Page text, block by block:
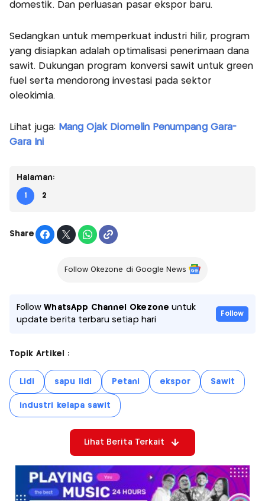
domestik. Dan perluasan pasar ekspor baru.
Sedangkan untuk memperkuat industri hilir, program
yang disiapkan adalah optimalisasi penerimaan dana
sawit. Dukungan program konversi sawit untuk green
fuel serta mendorong investasi pada sektor
oleokimia.
Lihat juga: Mang Ojak Diomelin Penumpang Gara-
Gara Ini
Halaman:
1 2
Share
Follow Okezone di Google News
FollowWhatsApp Channel Okezone untuk
update berita terbaru setiap hari
Follow
Topik Artikel :
Lidi sapu lidi Petani ekspor Sawit
industri kelapa sawit
Lihat Berita Terkait